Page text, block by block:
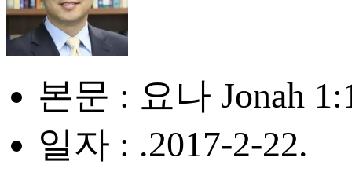
본문 : 요나 Jonah
일자 : .2017-2-22.